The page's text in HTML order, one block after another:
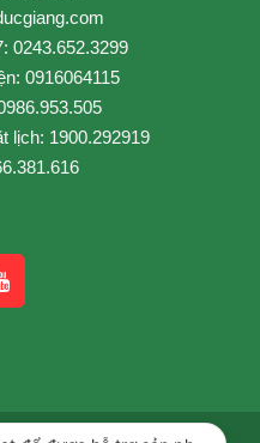
0243.652.3299
0916064115
lịch: 1900.292919